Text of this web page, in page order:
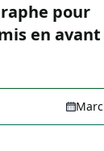
pour
en avant